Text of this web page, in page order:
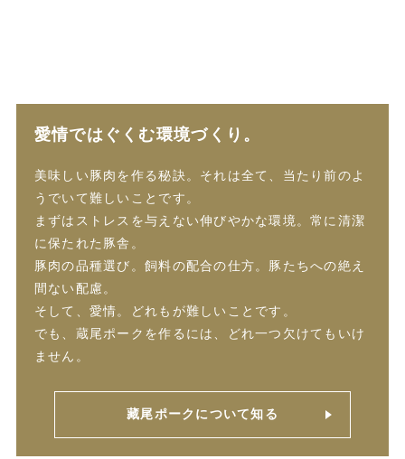
愛情ではぐくむ環境づくり。
美味しい豚肉を作る秘訣。それは全て、当たり前のよ
うでいて難しいことです。
まずはストレスを与えない伸びやかな環境。常に清潔
に保たれた豚舎。
豚肉の品種選び。飼料の配合の仕方。豚たちへの絶え
間ない配慮。
そして、愛情。どれもが難しいことです。
でも、蔵尾ポークを作るには、どれ一つ欠けてもいけ
ません。
藏尾ポークについて知る